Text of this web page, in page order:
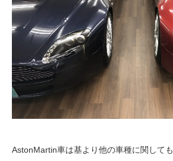
AstonMartin車は基より他の車種に関しても